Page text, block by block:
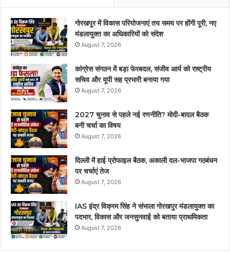
गोरखपुर में विकास परियोजनाएं तय समय पर होंगी पूरी, नए
मंडलायुक्त का अधिकारियों को संदेश
August 7, 2026
कांग्रेस संगठन में बड़ा फेरबदल, संजीव आर्य को राष्ट्रीय
सचिव और यूपी सह प्रभारी बनाया गया
August 7, 2026
2027 चुनाव से पहले नई रणनीति? मोदी-बादल बैठक
बनी चर्चा का विषय
August 7, 2026
दिल्ली में हाई प्रोफाइल बैठक, अकाली दल-भाजपा गठबंधन
पर चर्चाएं तेज
August 7, 2026
IAS इंद्र विक्रम सिंह ने संभाला गोरखपुर मंडलायुक्त का
पदभार, विकास और जनसुनवाई को बताया प्राथमिकता
August 7, 2026